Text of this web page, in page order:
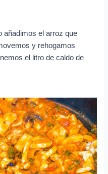
añadimos el arroz que
y rehogamos
el litro de caldo de